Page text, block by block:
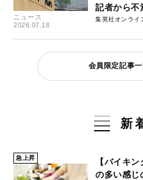
ニュース
2026.07.18
記者から不
集英社オンライ
会員限定記事
新
急上昇
【バイキ
の多い感じ